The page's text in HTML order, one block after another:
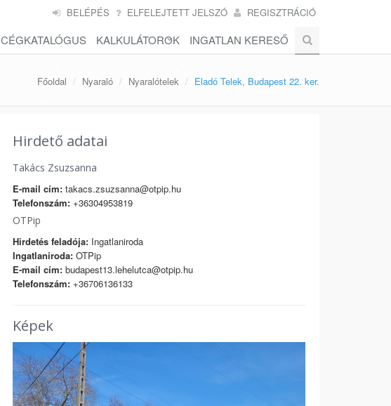
BELÉPÉS ELFELEJTETT JELSZÓ REGISZTRÁCIÓ
CÉGKATALÓGUS KALKULÁTOROK INGATLAN KERESŐ
Főoldal Nyaraló Nyaralótelek Eladó Telek, Budapest 22. ker.
Hirdető adatai
Takács Zsuzsanna
E-mail cím:takacs.zsuzsanna@otpip.hu
Telefonszám:+36304953819
OTPip
Hirdetés feladója:Ingatlaniroda
Ingatlaniroda:OTPip
E-mail cím:budapest13.lehelutca@otpip.hu
Telefonszám:+36706136133
Képek